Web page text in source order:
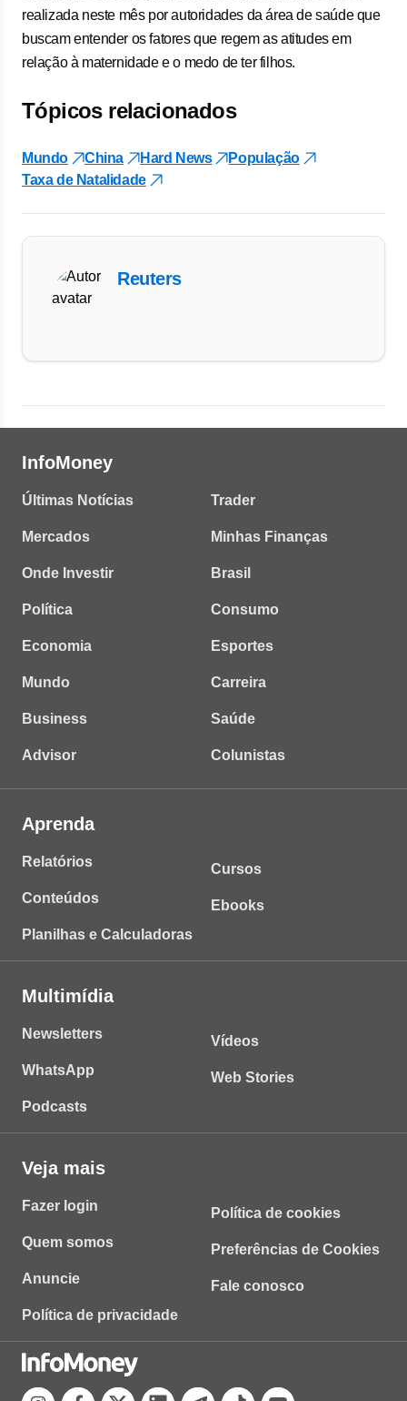
realizada neste mês por autoridades da área de saúde que
buscam entender os fatores que regem as atitudes em
relação à maternidade e o medo de ter filhos.
Tópicos relacionados
Mundo China Hard News
População
Taxa de Natalidade
Reuters
InfoMoney
Últimas Notícias
Mercados
Onde Investir
Política
Economia
Mundo
Business
Advisor
Trader
Minhas Finanças
Brasil
Consumo
Esportes
Carreira
Saúde
Colunistas
Aprenda
Relatórios
Conteúdos
Planilhas e Calculadoras
Cursos
Ebooks
Multimídia
Newsletters
WhatsApp
Podcasts
Vídeos
Web Stories
Veja mais
Fazer login
Quem somos
Anuncie
Política de privacidade
Política de cookies
Preferências de Cookies
Fale conosco